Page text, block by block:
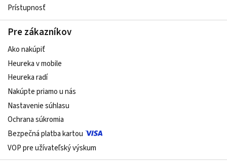
Prístupnosť
Pre zákazníkov
Ako nakúpiť
Heureka v mobile
Heureka radí
Nakúpte priamo u nás
Nastavenie súhlasu
Ochrana súkromia
Bezpečná platba kartou
VOP pre užívateľský výskum